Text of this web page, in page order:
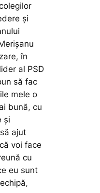
și
în
al PSD
să fac
mele o
bună, cu
și
ajut
voi face
cu
eu sunt